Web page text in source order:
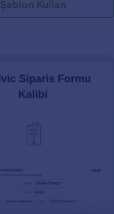
Şablon Kullan